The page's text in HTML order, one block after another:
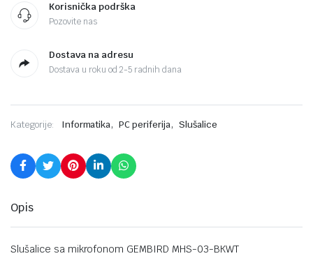
Korisnička podrška
Pozovite nas
Dostava na adresu
Dostava u roku od 2-5 radnih dana
Kategorije: Informatika, PC periferija, Slušalice
Opis
Slušalice sa mikrofonom GEMBIRD MHS-03-BKWT